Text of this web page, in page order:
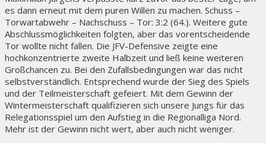
es dann erneut mit dem puren Willen zu machen. Schuss –
Torwartabwehr – Nachschuss – Tor: 3:2 (64.). Weitere gute
Abschlussmöglichkeiten folgten, aber das vorentscheidende
Tor wollte nicht fallen. Die JFV-Defensive zeigte eine
hochkonzentrierte zweite Halbzeit und ließ keine weiteren
Großchancen zu. Bei den Zufallsbedingungen war das nicht
selbstverständlich. Entsprechend wurde der Sieg des Spiels
und der Teilmeisterschaft gefeiert. Mit dem Gewinn der
Wintermeisterschaft qualifizieren sich unsere Jungs für das
Relegationsspiel um den Aufstieg in die Regionalliga Nord.
Mehr ist der Gewinn nicht wert, aber auch nicht weniger.